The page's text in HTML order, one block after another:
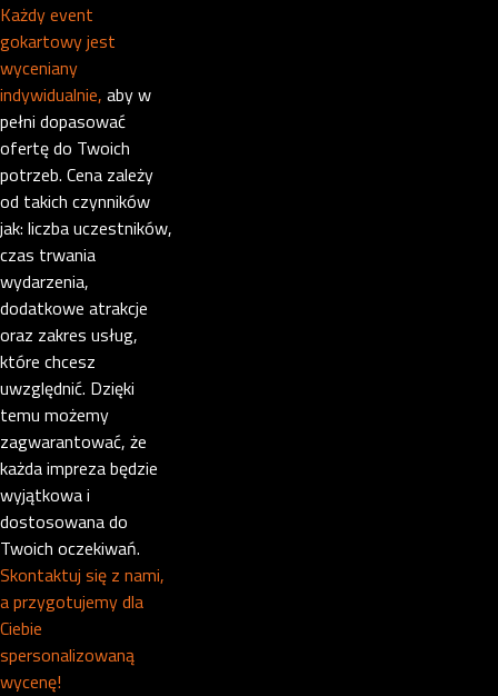
Każdy event
gokartowy jest
wyceniany
indywidualnie, aby w
pełni dopasować
ofertę do Twoich
potrzeb. Cena zależy
od takich czynników
jak: liczba uczestników,
czas trwania
wydarzenia,
dodatkowe atrakcje
oraz zakres usług,
które chcesz
uwzględnić. Dzięki
temu możemy
zagwarantować, że
każda impreza będzie
wyjątkowa i
dostosowana do
Twoich oczekiwań.
Skontaktuj się z nami,
a przygotujemy dla
Ciebie
spersonalizowaną
wycenę!